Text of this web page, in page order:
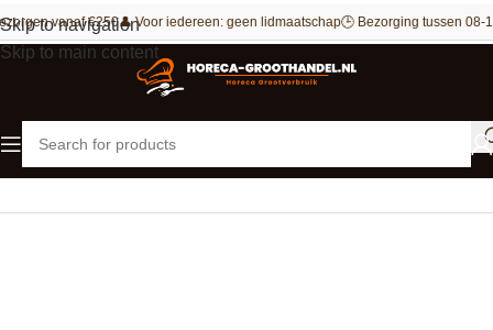
Skip to navigation
Skip to main content
vanaf €250👤 Voor iedereen: geen lidmaatschap🕒 Bezorging tussen 08-
Home Bakkerij